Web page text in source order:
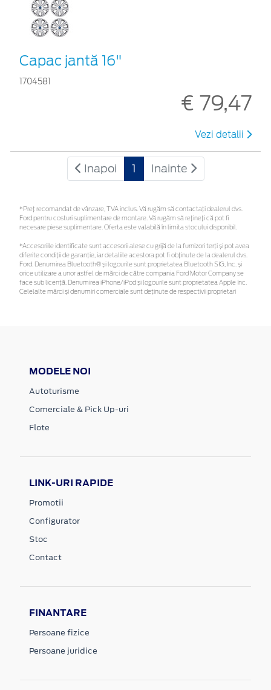
Capac jantă 16"
1704581
€ 79,47
Vezi detalii
Inapoi 1 Inainte
*Preţ recomandat de vânzare, TVA inclus. Vă rugăm să contactaţi dealerul dvs.
Ford pentru costuri suplimentare de montare. Vă rugăm să rețineți că pot fi
necesare piese suplimentare. Oferta este valabilă în limita stocului disponibil.
*Accesoriile identificate sunt accesorii alese cu grijă de la furnizori terți și pot avea
diferite condiții de garanție, iar detaliile acestora pot fi obținute de la dealerul dvs.
Ford. Denumirea Bluetooth® și logourile sunt proprietatea Bluetooth SIG, Inc. și
orice utilizare a unor astfel de mărci de către compania Ford Motor Company se
face sub licență. Denumirea iPhone/iPod și logourile sunt proprietatea Apple Inc.
Celelalte mărci și denumiri comerciale sunt deținute de respectivii proprietari
MODELE NOI
Autoturisme
Comerciale & Pick Up-uri
Flote
LINK-URI RAPIDE
Promotii
Configurator
Stoc
Contact
FINANTARE
Persoane fizice
Persoane juridice